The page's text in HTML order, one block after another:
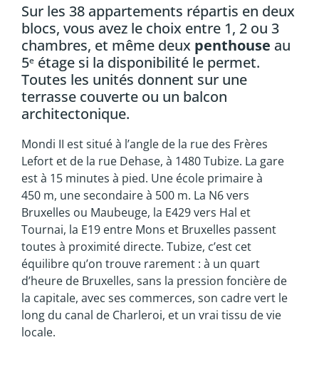
Sur les 38 appartements répartis en deux
blocs, vous avez le choix entre 1, 2 ou 3
chambres, et même deux penthouse au
5e étage si la disponibilité le permet.
Toutes les unités donnent sur une
terrasse couverte ou un balcon
architectonique.
Mondi II est situé à l’angle de la rue des Frères
Lefort et de la rue Dehase, à 1480 Tubize. La gare
est à 15 minutes à pied. Une école primaire à
450 m, une secondaire à 500 m. La N6 vers
Bruxelles ou Maubeuge, la E429 vers Hal et
Tournai, la E19 entre Mons et Bruxelles passent
toutes à proximité directe. Tubize, c’est cet
équilibre qu’on trouve rarement : à un quart
d’heure de Bruxelles, sans la pression foncière de
la capitale, avec ses commerces, son cadre vert le
long du canal de Charleroi, et un vrai tissu de vie
locale.